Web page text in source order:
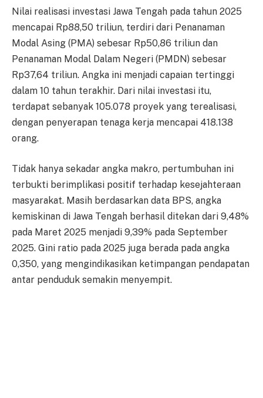
Nilai realisasi investasi Jawa Tengah pada tahun 2025
mencapai Rp88,50 triliun, terdiri dari Penanaman
Modal Asing (PMA) sebesar Rp50,86 triliun dan
Penanaman Modal Dalam Negeri (PMDN) sebesar
Rp37,64 triliun. Angka ini menjadi capaian tertinggi
dalam 10 tahun terakhir. Dari nilai investasi itu,
terdapat sebanyak 105.078 proyek yang terealisasi,
dengan penyerapan tenaga kerja mencapai 418.138
orang.
Tidak hanya sekadar angka makro, pertumbuhan ini
terbukti berimplikasi positif terhadap kesejahteraan
masyarakat. Masih berdasarkan data BPS, angka
kemiskinan di Jawa Tengah berhasil ditekan dari 9,48%
pada Maret 2025 menjadi 9,39% pada September
2025. Gini ratio pada 2025 juga berada pada angka
0,350, yang mengindikasikan ketimpangan pendapatan
antar penduduk semakin menyempit.